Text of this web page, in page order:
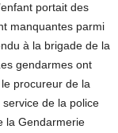
portait des
manquantes parmi
à la brigade de la
gendarmes ont
procureur de la
de la police
la Gendarmerie